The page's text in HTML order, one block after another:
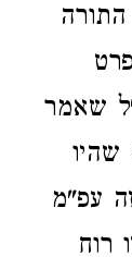
שאמר
עפ"מ
רוח